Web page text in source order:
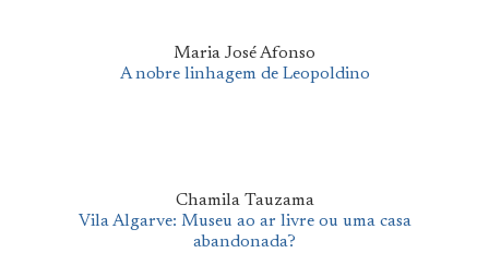
Maria José Afonso
A nobre linhagem de Leopoldino
Chamila Tauzama
Vila Algarve: Museu ao ar livre ou uma casa
abandonada?